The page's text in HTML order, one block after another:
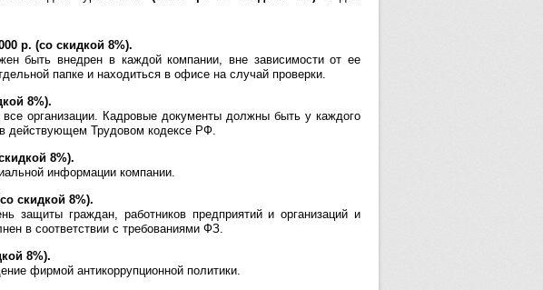
р. (со скидкой 8%).
быть внедрен в каждой компании, вне зависимости от ее
папке и находиться в офисе на случай проверки.
8%).
организации. Кадровые документы должны быть у каждого
действующем Трудовом кодексе РФ.
8%).
информации компании.
скидкой 8%).
защиты граждан, работников предприятий и организаций и
в соответствии с требованиями ФЗ.
8%).
фирмой антикоррупционной политики.